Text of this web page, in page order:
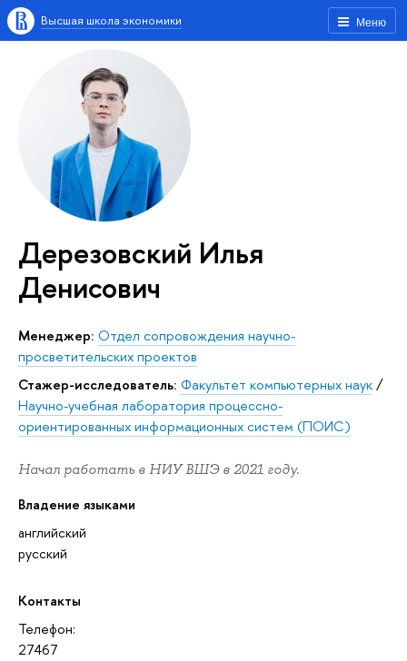
Меню
Высшая школа экономики
Дерезовский Илья
Денисович
Менеджер: Отдел сопровождения научно-
просветительских проектов
Стажер-исследователь: Факультет компьютерных наук/
Научно-учебная лаборатория процессно-
ориентированных информационных систем (ПОИС)
Начал работать в НИУ ВШЭ в 2021 году.
Владение языками
английский
русский
Контакты
Телефон:
27467